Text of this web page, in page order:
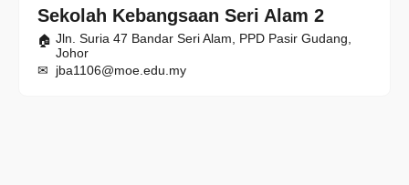
Sekolah Kebangsaan Seri Alam 2
Jln. Suria 47 Bandar Seri Alam, PPD Pasir Gudang,
Johor
jba1106@moe.edu.my